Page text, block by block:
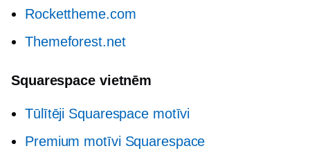
Rockettheme.com
Themeforest.net
Squarespace vietnēm
Tūlītēji Squarespace motīvi
Premium motīvi Squarespace